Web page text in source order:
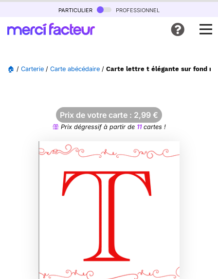
particulier professionnel
🏠 / Carterie / Carte abécédaire / Carte lettre t élégante sur fond
Prix de votre carte : 2,99 €
Prix dégressif à partir de 11cartes !